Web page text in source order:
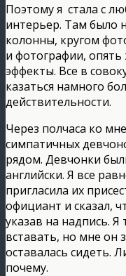
Поэтому я стала с
интерьер. Там было
колонны, кругом
и фотографии,
эффекты. Все в
казаться намного
действительности.
Через полчаса ко
симпатичных
рядом. Девчонки
английски. Я все
пригласила их
официант и сказал,
указав на надпись.
вставать, но мне он
оставалась сидеть.
почему.